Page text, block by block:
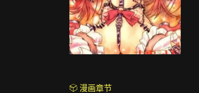
漫画章节